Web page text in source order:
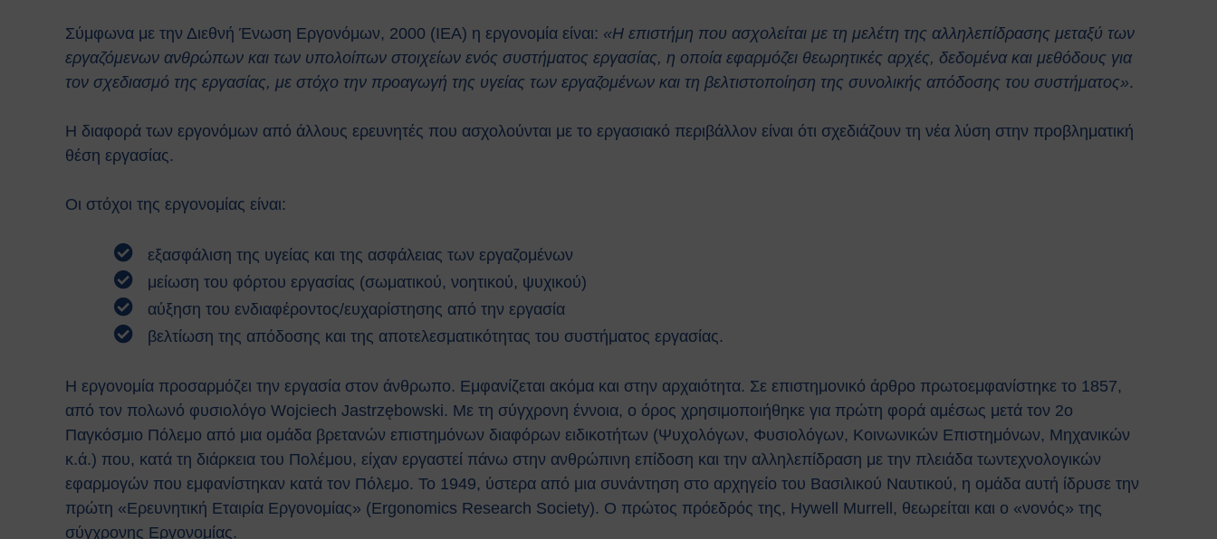
Σύμφωνα με την Διεθνή Ένωση Εργονόμων, 2000 (ΙΕΑ) η εργονομία είναι: «Η επιστήμη που ασχολείται με τη μελέτη της αλληλεπίδρασης μεταξύ των
εργαζόμενων ανθρώπων και των υπολοίπων στοιχείων ενός συστήματος εργασίας, η οποία εφαρμόζει θεωρητικές αρχές, δεδομένα και μεθόδους για
τον σχεδιασμό της εργασίας, με στόχο την προαγωγή της υγείας των εργαζομένων και τη βελτιστοποίηση της συνολικής απόδοσης του συστήματος».
Η διαφορά των εργονόμων από άλλους ερευνητές που ασχολούνται με το εργασιακό περιβάλλον είναι ότι σχεδιάζουν τη νέα λύση στην προβληματική
θέση εργασίας.
Οι στόχοι της εργονομίας είναι:
εξασφάλιση της υγείας και της ασφάλειας των εργαζομένων
μείωση του φόρτου εργασίας (σωματικού, νοητικού, ψυχικού)
αύξηση του ενδιαφέροντος/ευχαρίστησης από την εργασία
βελτίωση της απόδοσης και της αποτελεσματικότητας του συστήματος εργασίας.
Η εργονομία προσαρμόζει την εργασία στον άνθρωπο. Εμφανίζεται ακόμα και στην αρχαιότητα. Σε επιστημονικό άρθρο πρωτοεμφανίστηκε το 1857,
από τον πολωνό φυσιολόγο Wojciech Jastrzębowski. Με τη σύγχρονη έννοια, ο όρος χρησιμοποιήθηκε για πρώτη φορά αμέσως μετά τον 2ο
Παγκόσμιο Πόλεμο από μια ομάδα βρετανών επιστημόνων διαφόρων ειδικοτήτων (Ψυχολόγων, Φυσιολόγων, Κοινωνικών Επιστημόνων, Μηχανικών
κ.ά.) που, κατά τη διάρκεια του Πολέμου, είχαν εργαστεί πάνω στην ανθρώπινη επίδοση και την αλληλεπίδραση με την πλειάδα τωντεχνολογικών
εφαρμογών που εμφανίστηκαν κατά τον Πόλεμο. Το 1949, ύστερα από μια συνάντηση στο αρχηγείο του Βασιλικού Ναυτικού, η ομάδα αυτή ίδρυσε την
πρώτη «Ερευνητική Εταιρία Εργονομίας» (Ergonomics Research Society). Ο πρώτος πρόεδρός της, Hywell Murrell, θεωρείται και ο «νονός» της
σύγχρονης Εργονομίας.